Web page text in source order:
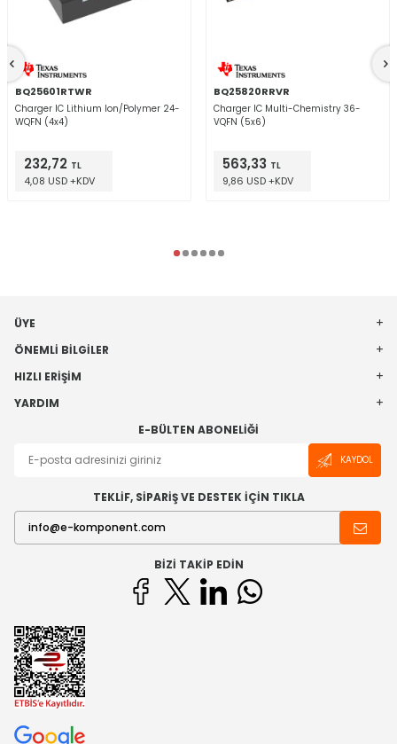
BQ25601RTWR
Charger IC Lithium Ion/Polymer 24-
WQFN (4x4)
232,72 TL
4,08 USD +KDV
BQ25820RRVR
Charger IC Multi-Chemistry 36-
VQFN (5x6)
563,33 TL
9,86 USD +KDV
ÜYE
ÖNEMLI BILGILER
HIZLI ERIŞIM
YARDIM
E-BÜLTEN ABONELIĞI
KAYDOL
TEKLİF, SİPARİŞ VE DESTEK İÇİN TIKLA
BIZI TAKIP EDIN